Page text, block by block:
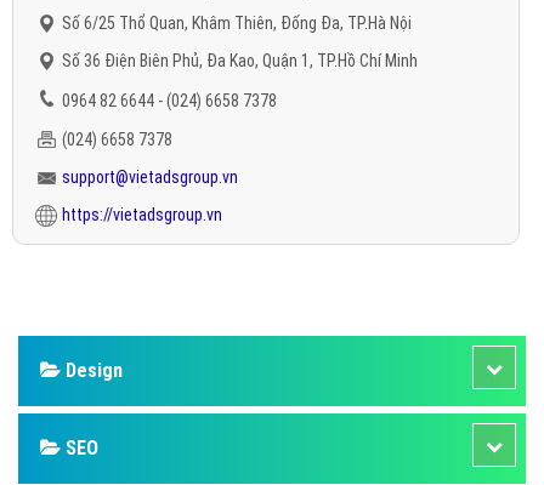
Số 6/25 Thổ Quan, Khâm Thiên, Đống Đa, TP.Hà Nội
Số 36 Điện Biên Phủ, Đa Kao, Quận 1, TP.Hồ Chí Minh
0964 82 6644 - (024) 6658 7378
(024) 6658 7378
support@vietadsgroup.vn
https://vietadsgroup.vn